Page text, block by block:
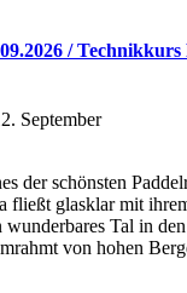
/
September
der schönsten
fließt glasklar mit
wunderbares Tal in
von hohen